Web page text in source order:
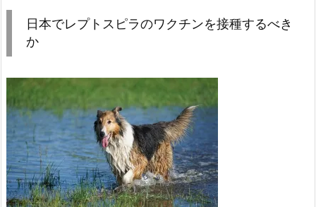
日本でレプトスピラのワクチンを接種するべき
か